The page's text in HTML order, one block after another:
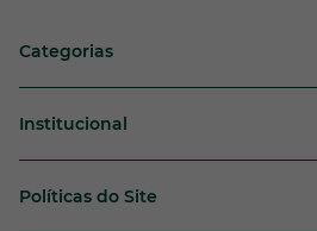
Categorias
Institucional
Políticas do Site